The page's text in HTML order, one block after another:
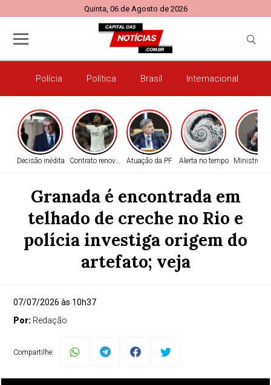
Quinta, 06 de Agosto de 2026
Polícia Política Brasil Internacional
Decisão inédita Contrato renovadoAtuação da PF Alerta no tempo Ministro do
Granada é encontrada em
telhado de creche no Rio e
polícia investiga origem do
artefato; veja
07/07/2026 às 10h37
Por: Redação
Compartilhe: